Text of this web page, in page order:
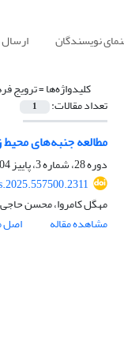
نویسندگان ارسال
کلیدواژه‌ها =ترویج
تعداد مقالات: 1
مطالعه جنبه‌های
دوره 28، شماره 3، پاییز 1404، صفحه
مهگل کامروا، محسن حاجی
مشاهده مقاله
اصل